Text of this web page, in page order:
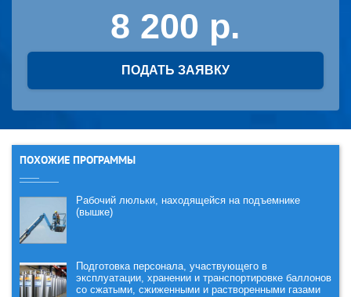
8 200
ПОДАТЬ ЗАЯВКУ
ПОХОЖИЕ ПРОГРАММЫ
Рабочий люльки, находящейся на подъемнике
(вышке)
Подготовка персонала, участвующего в
эксплуатации, хранении и транспортировке баллонов
со сжатыми, сжиженными и растворенными газами